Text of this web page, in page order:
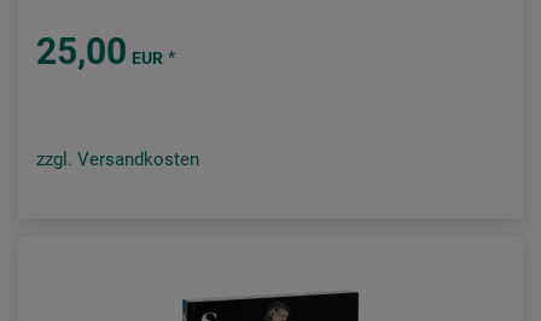
25,00 EUR *
zzgl. Versandkosten